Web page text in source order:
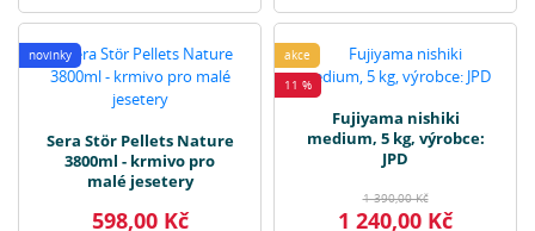
novinky
Sera Stör Pellets Nature
3800ml - krmivo pro
malé jesetery
598,00 Kč
akce
11 %
Fujiyama nishiki
medium, 5 kg, výrobce:
JPD
1 390,00 Kč
1 240,00 Kč